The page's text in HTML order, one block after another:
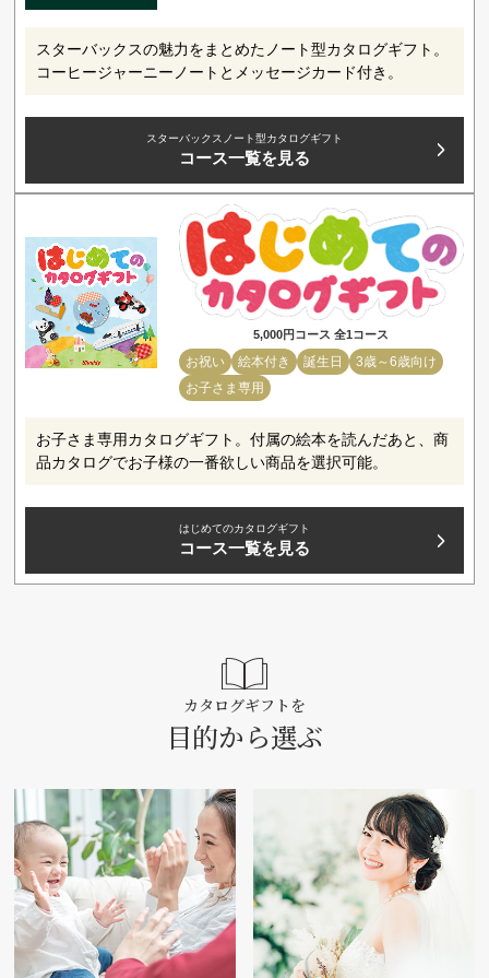
スターバックスの魅力をまとめたノート型カタログギフト。
コーヒージャーニーノートとメッセージカード付き。
スターバックスノート型カタログギフト
コース一覧を見る
5,000円コース 全1コース
お祝い 絵本付き 誕生日
3歳～6歳向け
お子さま専用
お子さま専用カタログギフト。付属の絵本を読んだあと、商
品カタログでお子様の一番欲しい商品を選択可能。
はじめてのカタログギフト
コース一覧を見る
カタログギフトを
目的から選ぶ